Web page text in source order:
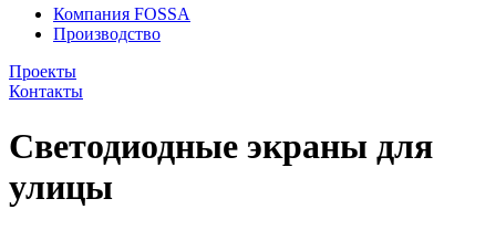
Компания FOSSA
Производство
Проекты
Контакты
Светодиодные экраны для
улицы